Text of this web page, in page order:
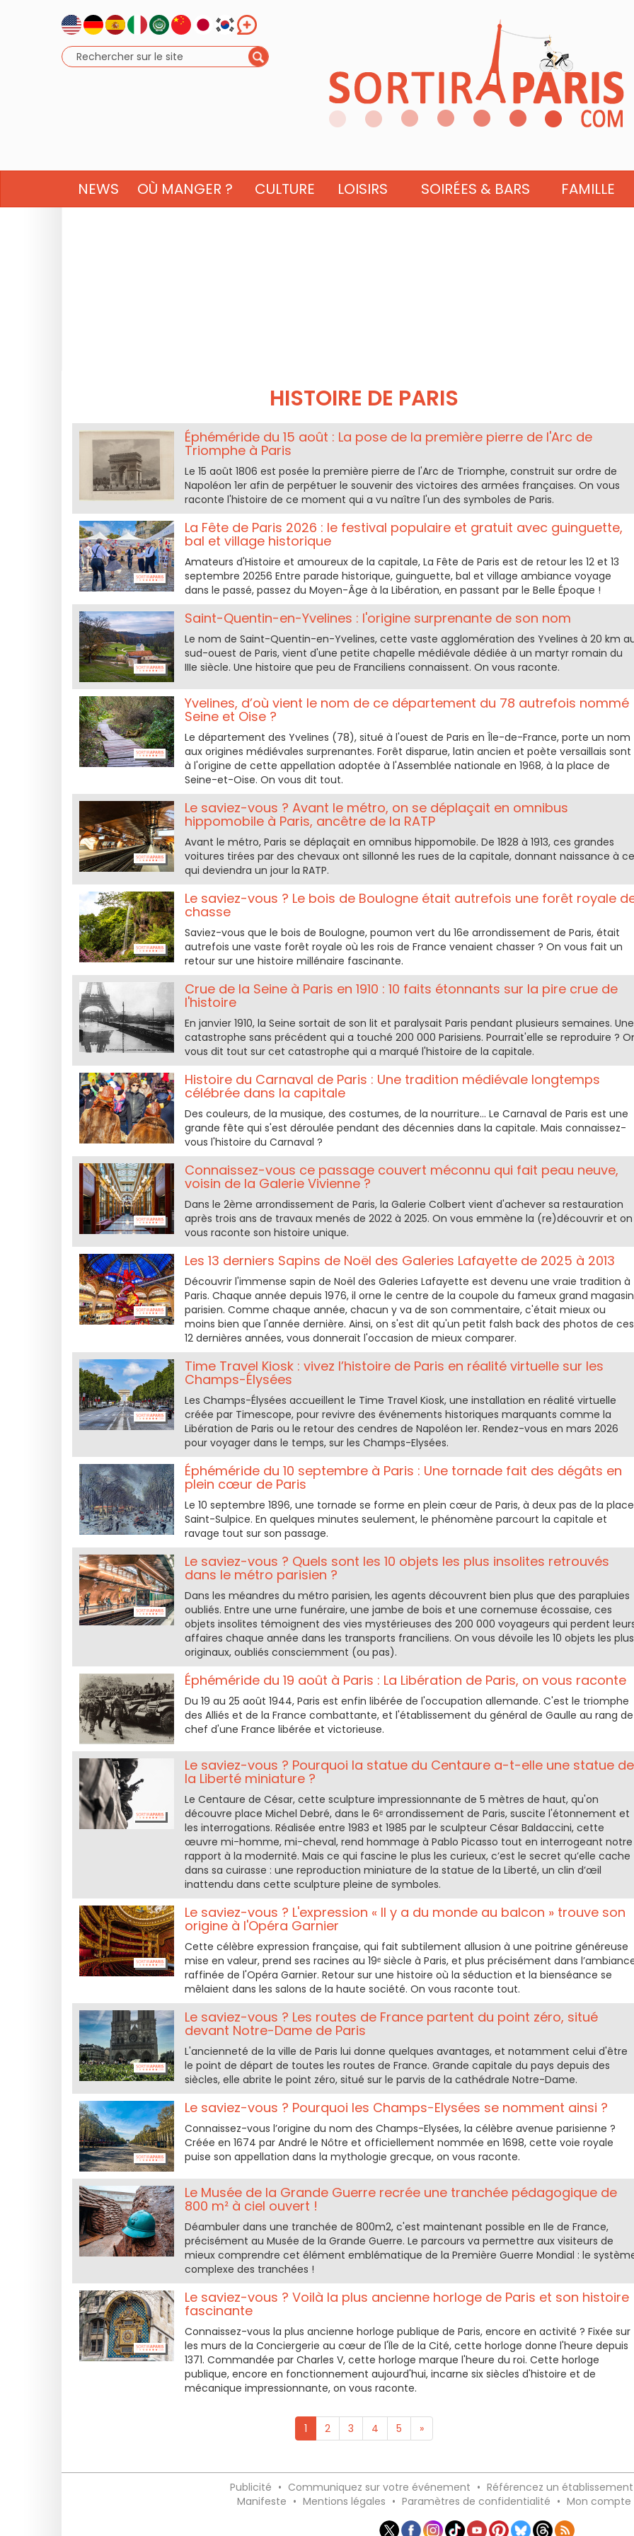
NEWS OÙ MANGER ? CULTURE LOISIRS SOIRÉES & BARS FAMILLE
HISTOIRE DE PARIS
Éphéméride du 15 août : La pose de la première pierre de l'Arc de
Triomphe à Paris
Le 15 août 1806 est posée la première pierre de l'Arc de Triomphe, construit sur ordre de
Napoléon 1er afin de perpétuer le souvenir des victoires des armées françaises. On vous
raconte l'histoire de ce moment qui a vu naître l'un des symboles de Paris.
La Fête de Paris 2026 : le festival populaire et gratuit avec guinguette,
bal et village historique
Amateurs d'Histoire et amoureux de la capitale, La Fête de Paris est de retour les 12 et 13
septembre 20256 Entre parade historique, guinguette, bal et village ambiance voyage
dans le passé, passez du Moyen-Âge à la Libération, en passant par le Belle Époque !
Saint-Quentin-en-Yvelines : l'origine surprenante de son nom
Le nom de Saint-Quentin-en-Yvelines, cette vaste agglomération des Yvelines à 20 km
sud-ouest de Paris, vient d'une petite chapelle médiévale dédiée à un martyr romain du
IIIe siècle. Une histoire que peu de Franciliens connaissent. On vous raconte.
Yvelines, d’où vient le nom de ce département du 78 autrefois nommé
Seine et Oise ?
Le département des Yvelines (78), situé à l'ouest de Paris en Île-de-France, porte un nom
aux origines médiévales surprenantes. Forêt disparue, latin ancien et poète versaillais sont
à l'origine de cette appellation adoptée à l'Assemblée nationale en 1968, à la place de
Seine-et-Oise. On vous dit tout.
Le saviez-vous ? Avant le métro, on se déplaçait en omnibus
hippomobile à Paris, ancêtre de la RATP
Avant le métro, Paris se déplaçait en omnibus hippomobile. De 1828 à 1913, ces grandes
voitures tirées par des chevaux ont sillonné les rues de la capitale, donnant naissance à ce
qui deviendra un jour la RATP.
Le saviez-vous ? Le bois de Boulogne était autrefois une forêt royale
chasse
Saviez-vous que le bois de Boulogne, poumon vert du 16e arrondissement de Paris, était
autrefois une vaste forêt royale où les rois de France venaient chasser ? On vous fait un
retour sur une histoire millénaire fascinante.
Crue de la Seine à Paris en 1910 : 10 faits étonnants sur la pire crue de
l'histoire
En janvier 1910, la Seine sortait de son lit et paralysait Paris pendant plusieurs semaines. Une
catastrophe sans précédent qui a touché 200 000 Parisiens. Pourrait'elle se reproduire ?
vous dit tout sur cet catastrophe qui a marqué l'histoire de la capitale.
Histoire du Carnaval de Paris : Une tradition médiévale longtemps
célébrée dans la capitale
Des couleurs, de la musique, des costumes, de la nourriture... Le Carnaval de Paris est une
grande fête qui s'est déroulée pendant des décennies dans la capitale. Mais connaissez-
vous l'histoire du Carnaval ?
Connaissez-vous ce passage couvert méconnu qui fait peau neuve,
voisin de la Galerie Vivienne ?
Dans le 2ème arrondissement de Paris, la Galerie Colbert vient d'achever sa restauration
après trois ans de travaux menés de 2022 à 2025. On vous emmène la (re)découvrir et on
vous raconte son histoire unique.
Les 13 derniers Sapins de Noël des Galeries Lafayette de 2025 à 2013
Découvrir l'immense sapin de Noël des Galeries Lafayette est devenu une vraie tradition à
Paris. Chaque année depuis 1976, il orne le centre de la coupole du fameux grand magasin
parisien. Comme chaque année, chacun y va de son commentaire, c'était mieux ou
moins bien que l'année dernière. Ainsi, on s'est dit qu'un petit falsh back des photos de ces
12 dernières années, vous donnerait l'occasion de mieux comparer.
Time Travel Kiosk : vivez l’histoire de Paris en réalité virtuelle sur les
Champs-Élysées
Les Champs-Élysées accueillent le Time Travel Kiosk, une installation en réalité virtuelle
créée par Timescope, pour revivre des événements historiques marquants comme la
Libération de Paris ou le retour des cendres de Napoléon Ier. Rendez-vous en mars 2026
pour voyager dans le temps, sur les Champs-Elysées.
Éphéméride du 10 septembre à Paris : Une tornade fait des dégâts en
plein cœur de Paris
Le 10 septembre 1896, une tornade se forme en plein cœur de Paris, à deux pas de la place
Saint-Sulpice. En quelques minutes seulement, le phénomène parcourt la capitale et
ravage tout sur son passage.
Le saviez-vous ? Quels sont les 10 objets les plus insolites retrouvés
dans le métro parisien ?
Dans les méandres du métro parisien, les agents découvrent bien plus que des parapluies
oubliés. Entre une urne funéraire, une jambe de bois et une cornemuse écossaise, ces
objets insolites témoignent des vies mystérieuses des 200 000 voyageurs qui perdent
affaires chaque année dans les transports franciliens. On vous dévoile les 10 objets les plus
originaux, oubliés consciemment (ou pas).
Éphéméride du 19 août à Paris : La Libération de Paris, on vous raconte
Du 19 au 25 août 1944, Paris est enfin libérée de l'occupation allemande. C'est le triomphe
des Alliés et de la France combattante, et l'établissement du général de Gaulle au rang de
chef d'une France libérée et victorieuse.
Le saviez-vous ? Pourquoi la statue du Centaure a-t-elle une statue de
la Liberté miniature ?
Le Centaure de César, cette sculpture impressionnante de 5 mètres de haut, qu'on
découvre place Michel Debré, dans le 6ᵉ arrondissement de Paris, suscite l'étonnement et
les interrogations. Réalisée entre 1983 et 1985 par le sculpteur César Baldaccini, cette
œuvre mi-homme, mi-cheval, rend hommage à Pablo Picasso tout en interrogeant notre
rapport à la modernité. Mais ce qui fascine le plus les curieux, c’est le secret qu’elle cache
dans sa cuirasse : une reproduction miniature de la statue de la Liberté, un clin d’œil
inattendu dans cette sculpture pleine de symboles.
Le saviez-vous ? L'expression « Il y a du monde au balcon » trouve son
origine à l'Opéra Garnier
Cette célèbre expression française, qui fait subtilement allusion à une poitrine généreuse
mise en valeur, prend ses racines au 19ᵉ siècle à Paris, et plus précisément dans
raffinée de l'Opéra Garnier. Retour sur une histoire où la séduction et la bienséance se
mêlaient dans les salons de la haute société. On vous raconte tout.
Le saviez-vous ? Les routes de France partent du point zéro, situé
devant Notre-Dame de Paris
L'ancienneté de la ville de Paris lui donne quelques avantages, et notamment celui d'être
le point de départ de toutes les routes de France. Grande capitale du pays depuis des
siècles, elle abrite le point zéro, situé sur le parvis de la cathédrale Notre-Dame.
Le saviez-vous ? Pourquoi les Champs-Elysées se nomment ainsi ?
Connaissez-vous l’origine du nom des Champs-Elysées, la célèbre avenue parisienne ?
Créée en 1674 par André le Nôtre et officiellement nommée en 1698, cette voie royale
puise son appellation dans la mythologie grecque, on vous raconte.
Le Musée de la Grande Guerre recrée une tranchée pédagogique de
800 m² à ciel ouvert !
Déambuler dans une tranchée de 800m2, c'est maintenant possible en Ile de France,
précisément au Musée de la Grande Guerre. Le parcours va permettre aux visiteurs de
mieux comprendre cet élément emblématique de la Première Guerre Mondial : le
complexe des tranchées !
Le saviez-vous ? Voilà la plus ancienne horloge de Paris et son histoire
fascinante
Connaissez-vous la plus ancienne horloge publique de Paris, encore en activité ? Fixée sur
les murs de la Conciergerie au cœur de l'Ïle de la Cité, cette horloge donne l'heure depuis
1371. Commandée par Charles V, cette horloge marque l'heure du roi. Cette horloge
publique, encore en fonctionnement aujourd'hui, incarne six siècles d'histoire et de
mécanique impressionnante, on vous raconte.
1 2 3 4 5 »
Publicité • Communiquez sur votre événement • Référencez un établissement
Manifeste • Mentions légales • Paramètres de confidentialité • Mon compte